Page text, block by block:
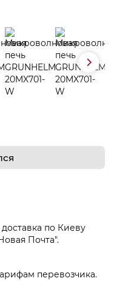
по Киеву
Почта".
перевозчика.